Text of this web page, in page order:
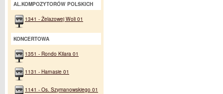
AL.KOMPOZYTORÓW POLSKICH
1341 - Żelazowej Woli 01
KONCERTOWA
1351 - Rondo Kilara 01
1131 - Harnasie 01
1141 - Os. Szymanowskiego 01